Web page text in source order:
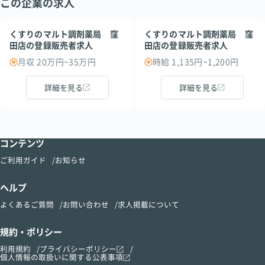
この企業の求人
くすりのマルト調剤薬局 窪
田店の登録販売者求人
月収 20万円~35万円
詳細を見る
くすりのマルト調剤薬局 窪
田店の登録販売者求人
時給 1,135円~1,200円
詳細を見る
コンテンツ
ご利用ガイド お知らせ
ヘルプ
よくあるご質問 お問い合わせ 求人掲載について
規約・ポリシー
利用規約
プライバシーポリシー
個人情報の取扱いに関する公表事項